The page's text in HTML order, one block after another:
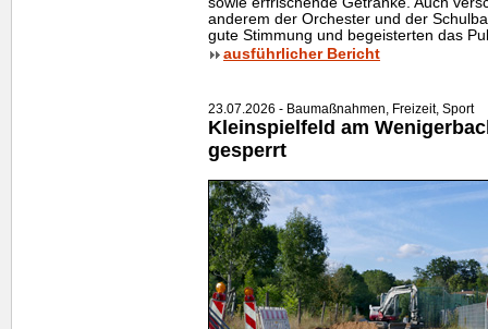
anderem der Orchester und der
gute Stimmung und begeisterten das
ausführlicher Bericht
23.07.2026 - Baumaßnahmen, Freizeit, Sport
Kleinspielfeld am
gesperrt